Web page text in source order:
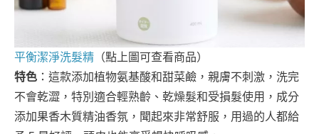
平衡潔淨洗髮精 （點上圖可查看商品）
特色 ：這款添加植物氨基酸和甜菜鹼，親膚不刺激，洗完
不會乾澀，特別適合輕熟齡、乾燥髮和受損髮使用，成分
添加果香木質精油香氛，聞起來非常舒服，用過的人都給